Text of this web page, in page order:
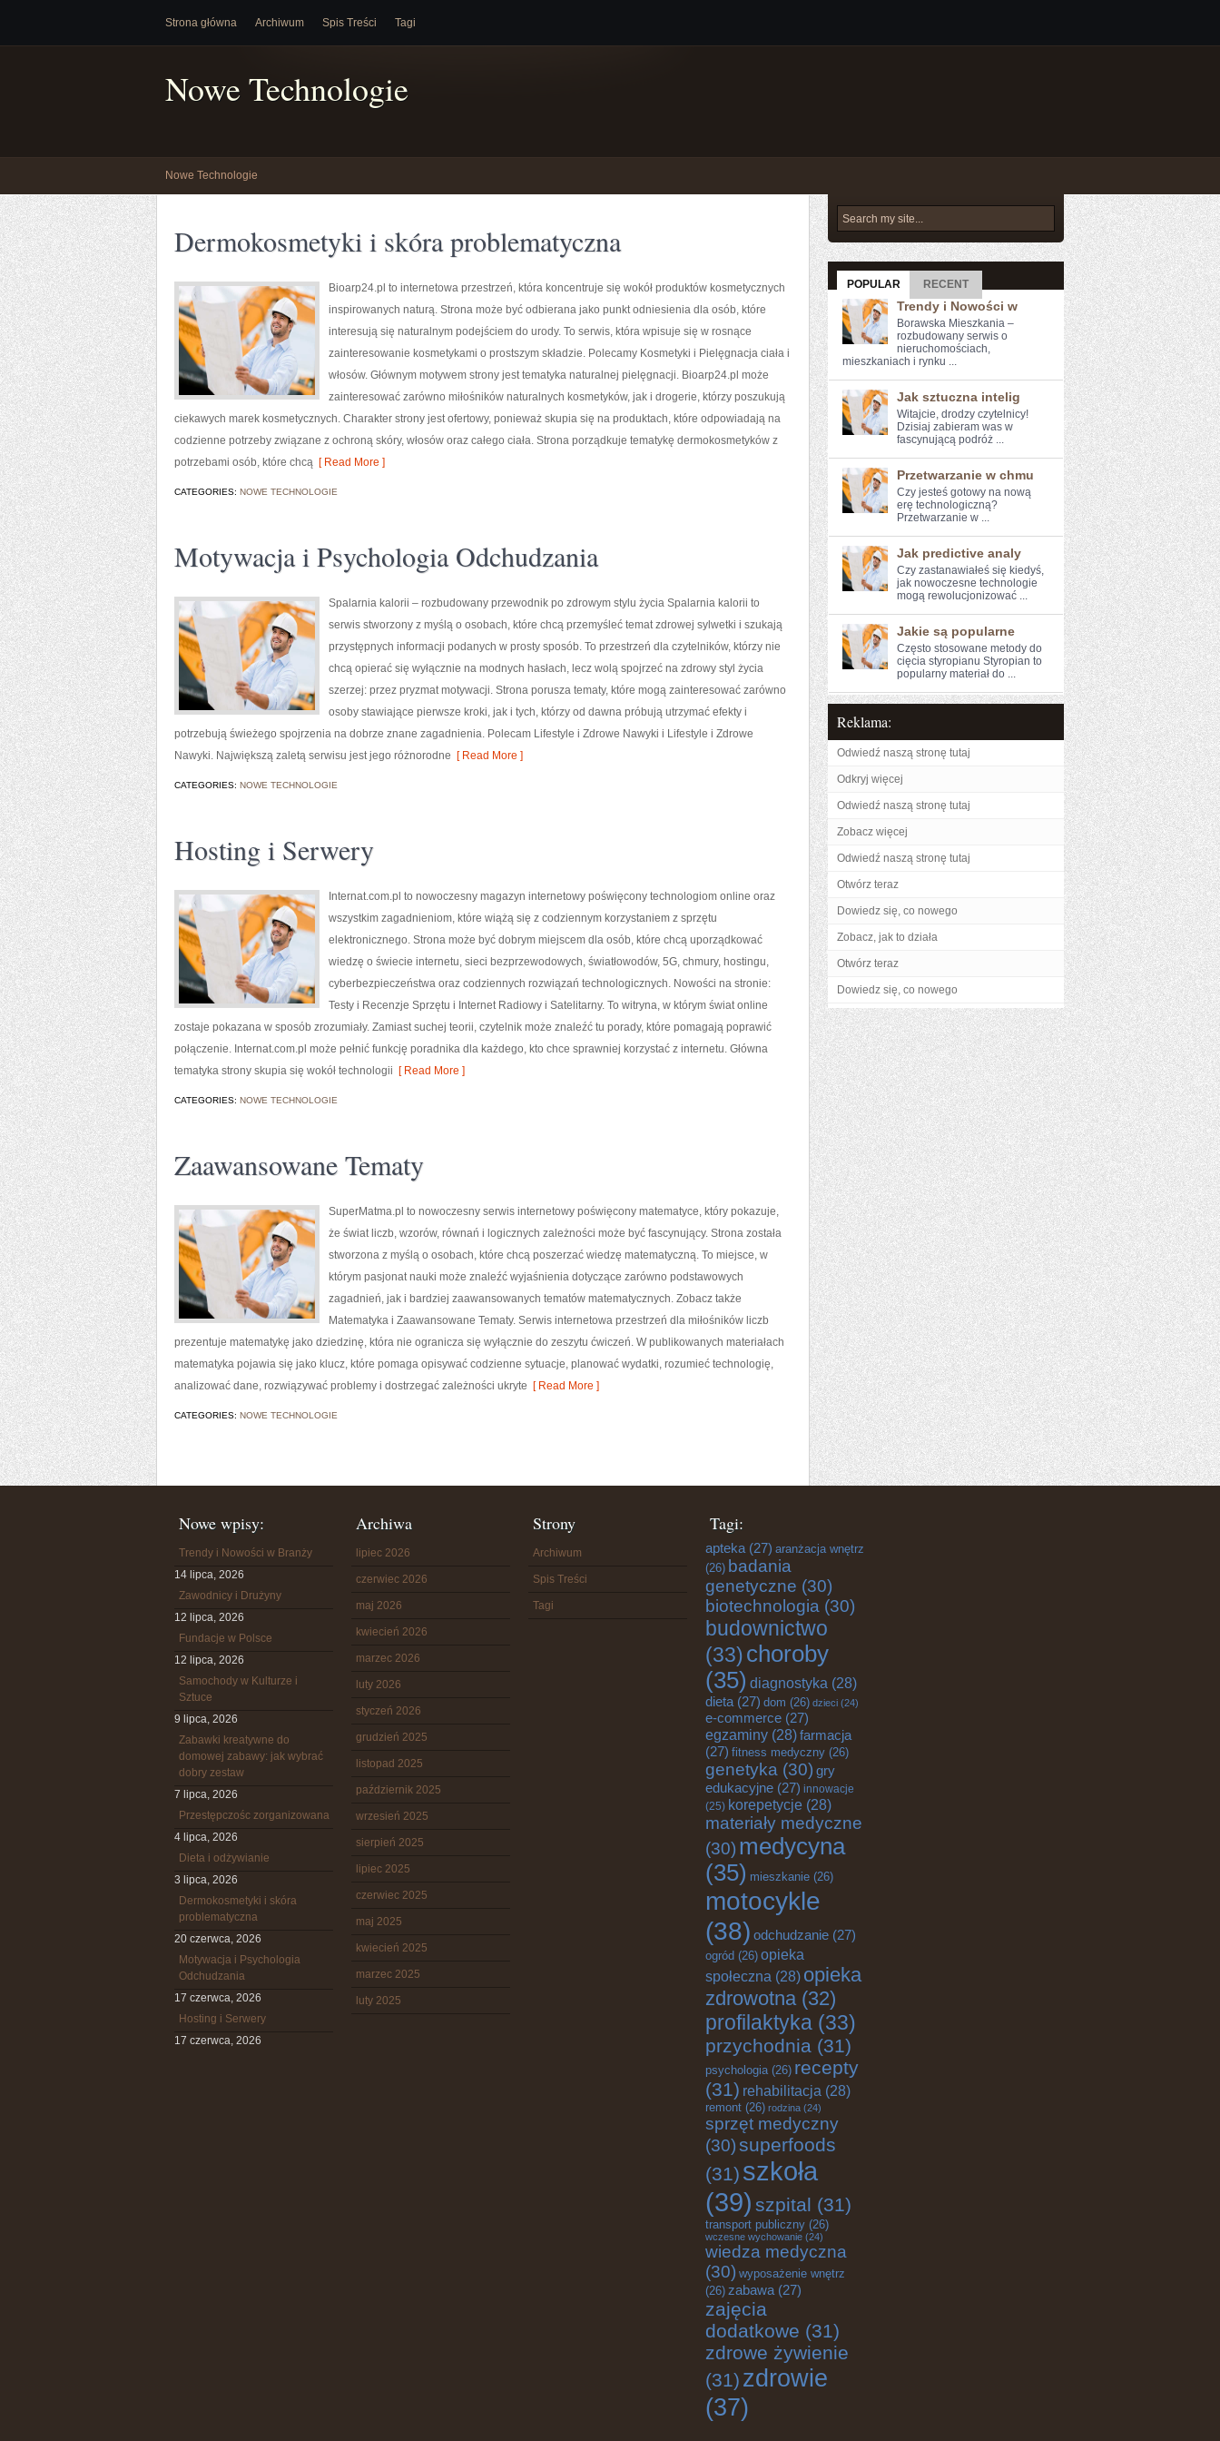
Strona główna Archiwum Spis Treści Tagi
Nowe Technologie
Nowe Technologie
Dermokosmetyki i skóra problematyczna
Bioarp24.pl to internetowa przestrzeń, która koncentruje się wokół produktów kosmetycznych
inspirowanych naturą. Strona może być odbierana jako punkt odniesienia dla osób, które
interesują się naturalnym podejściem do urody. To serwis, która wpisuje się w rosnące
zainteresowanie kosmetykami o prostszym składzie. Polecamy Kosmetyki i Pielęgnacja ciała i
włosów. Głównym motywem strony jest tematyka naturalnej pielęgnacji. Bioarp24.pl może
zainteresować zarówno miłośników naturalnych kosmetyków, jak i drogerie, którzy poszukują
ciekawych marek kosmetycznych. Charakter strony jest ofertowy, ponieważ skupia się na produktach, które odpowiadają na
codzienne potrzeby związane z ochroną skóry, włosów oraz całego ciała. Strona porządkuje tematykę dermokosmetyków z
potrzebami osób, które chcą [ Read More ]
CATEGORIES: NOWE TECHNOLOGIE
Motywacja i Psychologia Odchudzania
Spalarnia kalorii – rozbudowany przewodnik po zdrowym stylu życia Spalarnia kalorii to
serwis stworzony z myślą o osobach, które chcą przemyśleć temat zdrowej sylwetki i szukają
przystępnych informacji podanych w prosty sposób. To przestrzeń dla czytelników, którzy nie
chcą opierać się wyłącznie na modnych hasłach, lecz wolą spojrzeć na zdrowy styl życia
szerzej: przez pryzmat motywacji. Strona porusza tematy, które mogą zainteresować zarówno
osoby stawiające pierwsze kroki, jak i tych, którzy od dawna próbują utrzymać efekty i
potrzebują świeżego spojrzenia na dobrze znane zagadnienia. Polecam Lifestyle i Zdrowe Nawyki i Lifestyle i Zdrowe
Nawyki. Największą zaletą serwisu jest jego różnorodne [ Read More ]
CATEGORIES: NOWE TECHNOLOGIE
Hosting i Serwery
Internat.com.pl to nowoczesny magazyn internetowy poświęcony technologiom online oraz
wszystkim zagadnieniom, które wiążą się z codziennym korzystaniem z sprzętu
elektronicznego. Strona może być dobrym miejscem dla osób, które chcą uporządkować
wiedzę o świecie internetu, sieci bezprzewodowych, światłowodów, 5G, chmury, hostingu,
cyberbezpieczeństwa oraz codziennych rozwiązań technologicznych. Nowości na stronie:
Testy i Recenzje Sprzętu i Internet Radiowy i Satelitarny. To witryna, w którym świat online
zostaje pokazana w sposób zrozumiały. Zamiast suchej teorii, czytelnik może znaleźć tu porady, które pomagają poprawić
połączenie. Internat.com.pl może pełnić funkcję poradnika dla każdego, kto chce sprawniej korzystać z internetu. Główna
tematyka strony skupia się wokół technologii [ Read More ]
CATEGORIES: NOWE TECHNOLOGIE
Zaawansowane Tematy
SuperMatma.pl to nowoczesny serwis internetowy poświęcony matematyce, który pokazuje,
że świat liczb, wzorów, równań i logicznych zależności może być fascynujący. Strona została
stworzona z myślą o osobach, które chcą poszerzać wiedzę matematyczną. To miejsce, w
którym pasjonat nauki może znaleźć wyjaśnienia dotyczące zarówno podstawowych
zagadnień, jak i bardziej zaawansowanych tematów matematycznych. Zobacz także
Matematyka i Zaawansowane Tematy. Serwis internetowa przestrzeń dla miłośników liczb
prezentuje matematykę jako dziedzinę, która nie ogranicza się wyłącznie do zeszytu ćwiczeń. W publikowanych materiałach
matematyka pojawia się jako klucz, które pomaga opisywać codzienne sytuacje, planować wydatki, rozumieć technologię,
analizować dane, rozwiązywać problemy i dostrzegać zależności ukryte [ Read More ]
CATEGORIES: NOWE TECHNOLOGIE
POPULAR RECENT
Trendy i Nowości w
Borawska Mieszkania –
rozbudowany serwis o
nieruchomościach,
mieszkaniach i rynku ...
Jak sztuczna intelig
Witajcie, drodzy ⁤czytelnicy!
Dzisiaj zabieram ‌was w⁣
fascynującą podróż ...
Przetwarzanie w chmu
Czy jesteś gotowy na nową​
erę technologiczną?​
Przetwarzanie w⁤ ...
Jak predictive analy
Czy zastanawiałeś się kiedyś,
jak nowoczesne technologie⁣
mogą rewolucjonizować ...
Jakie są popularne
Często stosowane metody do
cięcia styropianu Styropian to
popularny materiał do ...
Reklama:
Odwiedź naszą stronę tutaj
Odkryj więcej
Odwiedź naszą stronę tutaj
Zobacz więcej
Odwiedź naszą stronę tutaj
Otwórz teraz
Dowiedz się, co nowego
Zobacz, jak to działa
Otwórz teraz
Dowiedz się, co nowego
Nowe wpisy:
Trendy i Nowości w Branży
14 lipca, 2026
Zawodnicy i Drużyny
12 lipca, 2026
Fundacje w Polsce
12 lipca, 2026
Samochody w Kulturze i
Sztuce
9 lipca, 2026
Zabawki kreatywne do
domowej zabawy: jak wybrać
dobry zestaw
7 lipca, 2026
Przestępczośc zorganizowana
4 lipca, 2026
Dieta i odżywianie
3 lipca, 2026
Dermokosmetyki i skóra
problematyczna
20 czerwca, 2026
Motywacja i Psychologia
Odchudzania
17 czerwca, 2026
Hosting i Serwery
17 czerwca, 2026
Archiwa
lipiec 2026
czerwiec 2026
maj 2026
kwiecień 2026
marzec 2026
luty 2026
styczeń 2026
grudzień 2025
listopad 2025
październik 2025
wrzesień 2025
sierpień 2025
lipiec 2025
czerwiec 2025
maj 2025
kwiecień 2025
marzec 2025
luty 2025
Strony
Archiwum
Spis Treści
Tagi
Tagi:
apteka (27) aranżacja wnętrz
(26) badania
genetyczne (30)
biotechnologia (30)
budownictwo
(33)choroby
(35) diagnostyka (28)
dieta (27) dom (26) dzieci (24)
e-commerce (27)
egzaminy (28)farmacja
(27) fitness medyczny (26)
genetyka (30) gry
edukacyjne (27) innowacje
(25) korepetycje (28)
materiały medyczne
(30) medycyna
(35) mieszkanie (26)
motocykle
(38) odchudzanie (27)
ogród (26) opieka
społeczna (28) opieka
zdrowotna(32)
profilaktyka (33)
przychodnia (31)
psychologia(26) recepty
(31) rehabilitacja (28)
remont (26) rodzina (24)
sprzęt medyczny
(30)superfoods
(31) szkoła
(39) szpital (31)
transport publiczny (26)
wczesne wychowanie (24)
wiedza medyczna
(30) wyposażenie wnętrz
(26) zabawa (27)
zajęcia
dodatkowe (31)
zdrowe żywienie
(31) zdrowie
(37)